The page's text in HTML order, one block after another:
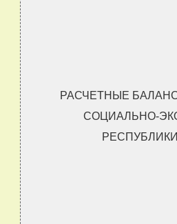
РАСЧЕТНЫЕ
СОЦИАЛЬНО-